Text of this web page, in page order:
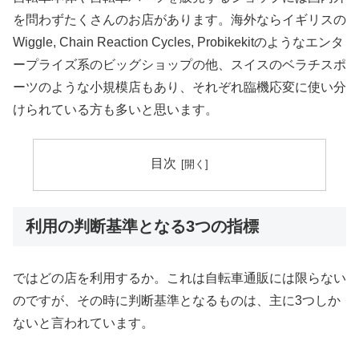
を問わずたくさんのお店があります。海外ならイギリスの
Wiggle, Chain Reaction Cycles, Probikekitのようなエンタ
ープライズ系のビッグショップの他、スイスのベラチスポ
ーツのような小規模店もあり、それぞれ臨機応変に使い分
けられている方も多いと思います。
目次
利用の判断基準となる3つの指標
ではどの店を利用するか。これは自転車通販には限らない
のですが、その時に判断基準となるものは、主に3つしか
ないと言われています。